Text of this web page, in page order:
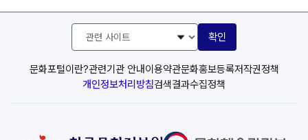
문화포털이란?관련기관 안내이용약관문화홍보등록저작권정책
개인정보처리방침검색결과수집정책
관
사
이
트
확인